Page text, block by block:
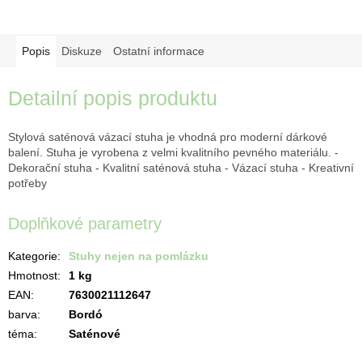
Popis Diskuze Ostatní informace
Detailní popis produktu
Stylová saténová vázací stuha je vhodná pro moderní dárkové
balení. Stuha je vyrobena z velmi kvalitního pevného materiálu. -
Dekorační stuha - Kvalitní saténová stuha - Vázací stuha - Kreativní
potřeby
Doplňkové parametry
Kategorie:
Stuhy nejen na pomlázku
Hmotnost:
1 kg
EAN:
7630021112647
barva:
Bordó
téma: Saténové